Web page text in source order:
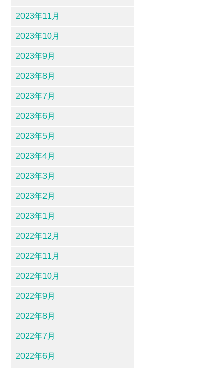
2023年11月
2023年10月
2023年9月
2023年8月
2023年7月
2023年6月
2023年5月
2023年4月
2023年3月
2023年2月
2023年1月
2022年12月
2022年11月
2022年10月
2022年9月
2022年8月
2022年7月
2022年6月